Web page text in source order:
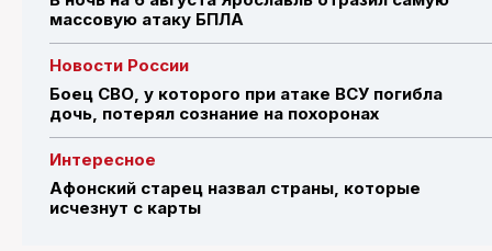
массовую атаку БПЛА
Новости России
Боец СВО, у которого при атаке ВСУ погибла
дочь, потерял сознание на похоронах
Интересное
Афонский старец назвал страны, которые
исчезнут с карты